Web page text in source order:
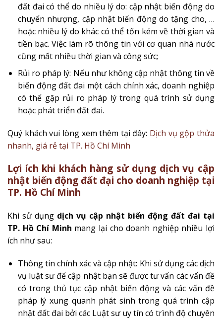
đất đai có thể do nhiều lý do: cập nhật biến động do
chuyển nhượng, cập nhật biến động do tặng cho, …
hoặc nhiều lý do khác có thể tốn kém về thời gian và
tiền bạc. Việc làm rõ thông tin với cơ quan nhà nước
cũng mất nhiều thời gian và công sức;
Rủi ro pháp lý: Nếu như không cập nhật thông tin về
biến động đất đai một cách chính xác, doanh nghiệp
có thể gặp rủi ro pháp lý trong quá trình sử dụng
hoặc phát triển đất đai.
Quý khách vui lòng xem thêm tại đây: Dịch vụ gộp thửa
nhanh, giá rẻ tại TP. Hồ Chí Minh
Lợi ích khi khách hàng sử dụng dịch vụ cập
nhật biến động đất đại cho doanh nghiệp tại
TP. Hồ Chí Minh
Khi sử dụng dịch vụ cập nhật biến động đất đai tại
TP. Hồ Chí Minh mang lại cho doanh nghiệp nhiều lợi
ích như sau:
Thông tin chính xác và cập nhật: Khi sử dụng các dịch
vụ luật sư để cập nhật bạn sẽ được tư vấn các vấn đề
có trong thủ tục cập nhật biến động và các vấn đề
pháp lý xung quanh phát sinh trong quá trình cập
nhật đất đai bởi các Luật sư uy tín có trình độ chuyên